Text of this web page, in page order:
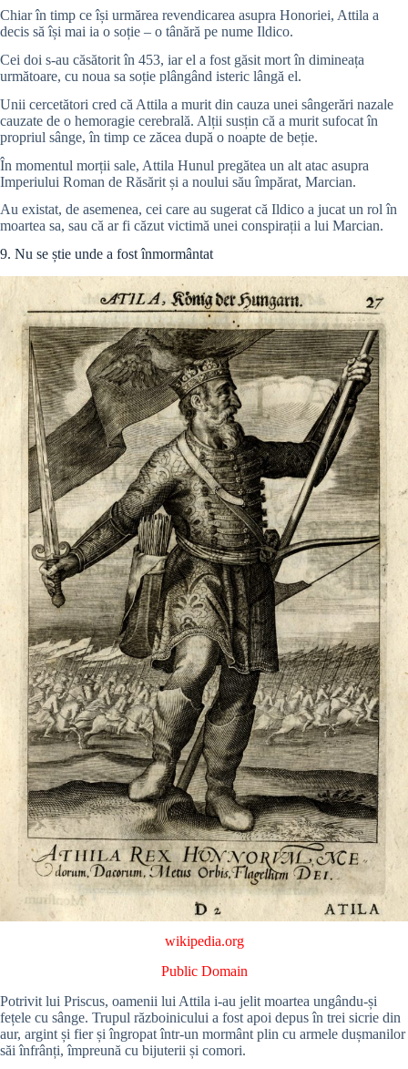
Chiar în timp ce își urmărea revendicarea asupra Honoriei, Attila a
decis să își mai ia o soție – o tânără pe nume Ildico.
Cei doi s-au căsătorit în 453, iar el a fost găsit mort în dimineața
următoare, cu noua sa soție plângând isteric lângă el.
Unii cercetători cred că Attila a murit din cauza unei sângerări nazale
cauzate de o hemoragie cerebrală. Alții susțin că a murit sufocat în
propriul sânge, în timp ce zăcea după o noapte de beție.
În momentul morții sale, Attila Hunul pregătea un alt atac asupra
Imperiului Roman de Răsărit și a noului său împărat, Marcian.
Au existat, de asemenea, cei care au sugerat că Ildico a jucat un rol în
moartea sa, sau că ar fi căzut victimă unei conspirații a lui Marcian.
9. Nu se știe unde a fost înmormântat
wikipedia.org
Public Domain
Potrivit lui Priscus, oamenii lui Attila i-au jelit moartea ungându-și
fețele cu sânge. Trupul războinicului a fost apoi depus în trei sicrie din
aur, argint și fier și îngropat într-un mormânt plin cu armele dușmanilor
săi înfrânți, împreună cu bijuterii și comori.